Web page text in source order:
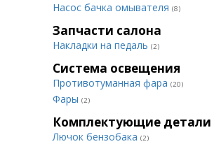
Насос бачка омывателя (8)
Запчасти салона
Накладки на педаль (2)
Система освещения
Противотуманная фара (20)
Фары (2)
Комплектующие детали
Лючок бензобака (2)